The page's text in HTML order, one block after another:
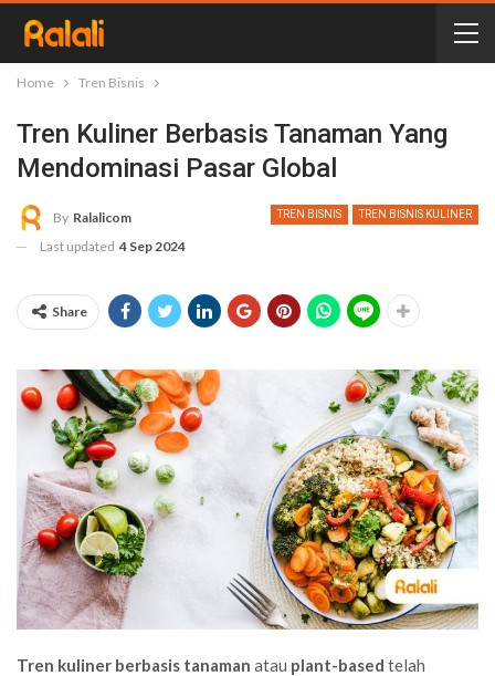
Home Tren Bisnis
Tren Kuliner Berbasis Tanaman Yang
Mendominasi Pasar Global
TREN BISNIS TREN BISNIS KULINER
By Ralalicom
Last updated 4 Sep 2024
Share
Tren kuliner berbasis tanaman atau plant-based telah